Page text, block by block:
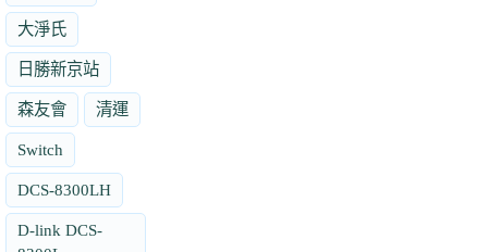
大淨氏
日勝新京站
森友會 清運
Switch
DCS-8300LH
D-link DCS-